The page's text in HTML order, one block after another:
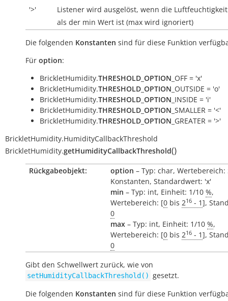
'>'
Listener wird ausgelöst, wenn die
als der min Wert ist (max wird ignoriert)
Die folgenden Konstanten sind für diese Funktion
Für option:
BrickletHumidity.THRESHOLD_OPTION _OFF = 'x'
BrickletHumidity.THRESHOLD_OPTION _OUTSIDE = 'o'
BrickletHumidity.THRESHOLD_OPTION _INSIDE = 'i'
BrickletHumidity.THRESHOLD_OPTION _SMALLER = '<'
BrickletHumidity.THRESHOLD_OPTION _GREATER = '>'
BrickletHumidity.HumidityCallbackThreshold
BrickletHumidity.getHumidityCallbackThreshold()
Rückgabeobjekt: option – Typ: char, Wertebereich:
Konstanten, Standardwert: 'x'
min – Typ: int, Einheit: 1/10 %,
Wertebereich: [0 bis 216 - 1],
0
max – Typ: int, Einheit: 1/10 %,
Wertebereich: [0 bis 216 - 1],
0
Gibt den Schwellwert zurück, wie von
setHumidityCallbackThreshold() gesetzt.
Die folgenden Konstanten sind für diese Funktion